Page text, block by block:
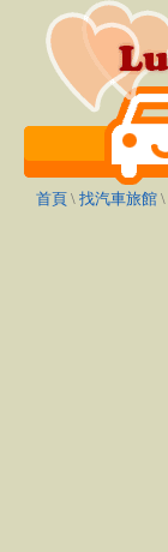
首頁 \ 找汽車旅館 \